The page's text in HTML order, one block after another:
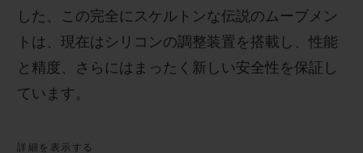
した、この完全にスケルトンな伝説のムーブメン
トは、現在はシリコンの調整装置を搭載し、性能
と精度、さらにはまったく新しい安全性を保証し
ています。
詳細を表示する